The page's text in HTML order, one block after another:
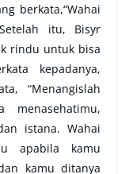
berkata,“Wahai
itu, Bisyr
rindu untuk bisa
kepadanya,
“Menangislah
istana. Wahai
apabila kamu
kamu ditanya